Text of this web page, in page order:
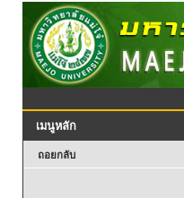
เมนูหลัก
ถอยกลับ